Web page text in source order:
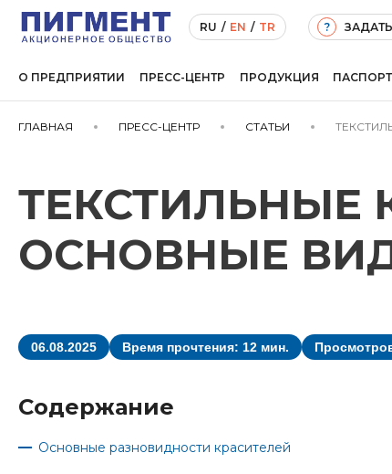
RU / EN / TR ?
О ПРЕДПРИЯТИИ ПРЕСС-ЦЕНТР ПРОДУКЦИЯ
ГЛАВНАЯ ПРЕСС-ЦЕНТР СТАТЬИ
ТЕКСТИЛЬНЫЕ
ОСНОВНЫЕ
06.08.2025 Время прочтения: 12 мин.
Содержание
Основные разновидности красителей